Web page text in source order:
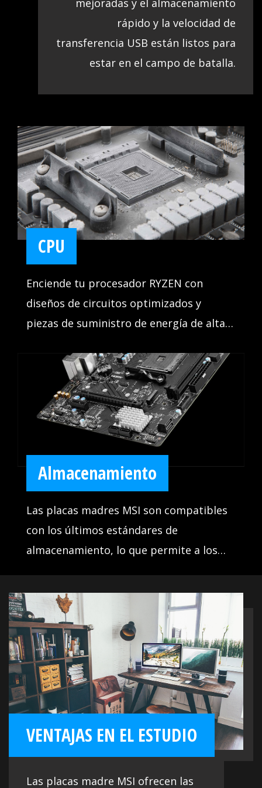
mejoradas y el almacenamiento
rápido y la velocidad de
transferencia USB están listos para
estar en el campo de batalla.
CPU
Enciende tu procesador RYZEN con
diseños de circuitos optimizados y
piezas de suministro de energía de alta
increíblemente estable.
Almacenamiento
Las placas madres MSI son compatibles
con los últimos estándares de
almacenamiento, lo que permite a los
de almacenamiento ultrarrápido. Inicia
los juegos más rápido, carga los niveles
más rápido y ten una ventaja real sobre
tus enemigos.
VENTAJAS EN EL ESTUDIO
Las placas madre MSI ofrecen las